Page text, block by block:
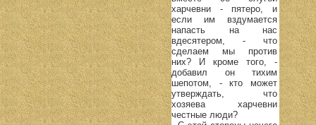
харчевни - пятеро, и
если им вздумается
напасть на нас
вдесятером, - что
сделаем мы против
них? И кроме того, -
добавил он тихим
шепотом, - кто может
утверждать, что
хозяева харчевни
честные люди?